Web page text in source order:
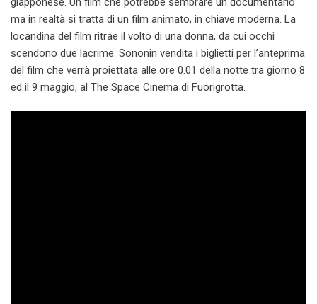
ma in realtà si tratta di un film animato, in chiave moderna. La
locandina del film ritrae il volto di una donna, da cui occhi
scendono due lacrime. Sononin vendita i biglietti per l’anteprima
del film che verrà proiettata alle ore 0.01 della notte tra giorno 8
ed il 9 maggio, al The Space Cinema di Fuorigrotta.